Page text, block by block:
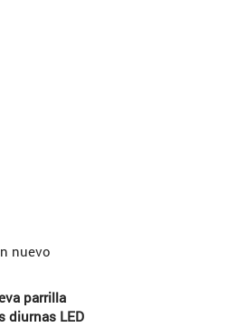
nuevo
parrilla
diurnas LED